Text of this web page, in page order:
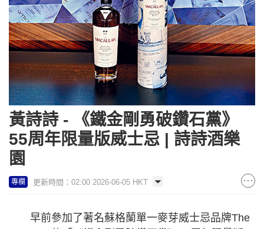
黃詩詩 - 《鐵金剛勇破鑽石黨》
55周年限量版威士忌 | 詩詩酒樂
園
專欄 更新時間：02:00 2026-06-05 HKT
早前參加了著名蘇格蘭單一麥芽威士忌品牌The